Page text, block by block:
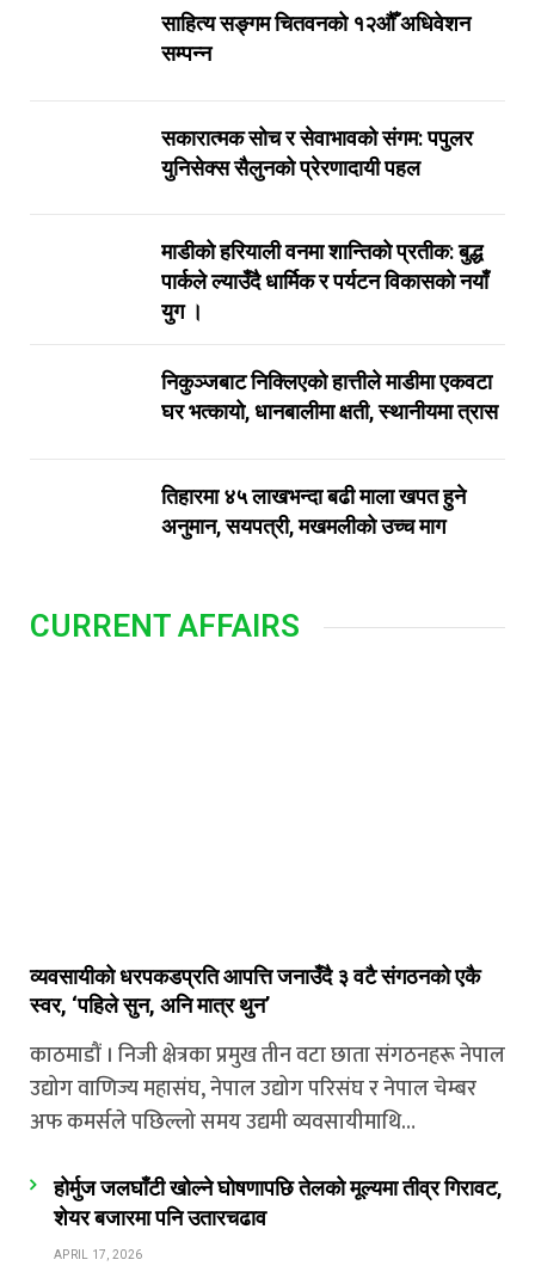
साहित्य सङ्गम चितवनको १२औँ अधिवेशन
सम्पन्न
सकारात्मक सोच र सेवाभावको संगम: पपुलर
युनिसेक्स सैलुनको प्रेरणादायी पहल
माडीको हरियाली वनमा शान्तिको प्रतीक: बुद्ध
पार्कले ल्याउँदै धार्मिक र पर्यटन विकासको नयाँ
युग ।
निकुञ्जबाट निक्लिएको हात्तीले माडीमा एकवटा
घर भत्कायो, धानबालीमा क्षती, स्थानीयमा त्रास
तिहारमा ४५ लाखभन्दा बढी माला खपत हुने
अनुमान, सयपत्री, मखमलीको उच्च माग
CURRENT AFFAIRS
व्यवसायीको धरपकडप्रति आपत्ति जनाउँदै ३ वटै संगठनको एकै
स्वर, ‘पहिले सुन, अनि मात्र थुन’
काठमाडौं । निजी क्षेत्रका प्रमुख तीन वटा छाता संगठनहरू नेपाल
उद्योग वाणिज्य महासंघ, नेपाल उद्योग परिसंघ र नेपाल चेम्बर
अफ कमर्सले पछिल्लो समय उद्यमी व्यवसायीमाथि…
होर्मुज जलघाँटी खोल्ने घोषणापछि तेलको मूल्यमा तीव्र गिरावट,
शेयर बजारमा पनि उतारचढाव
APRIL 17, 2026